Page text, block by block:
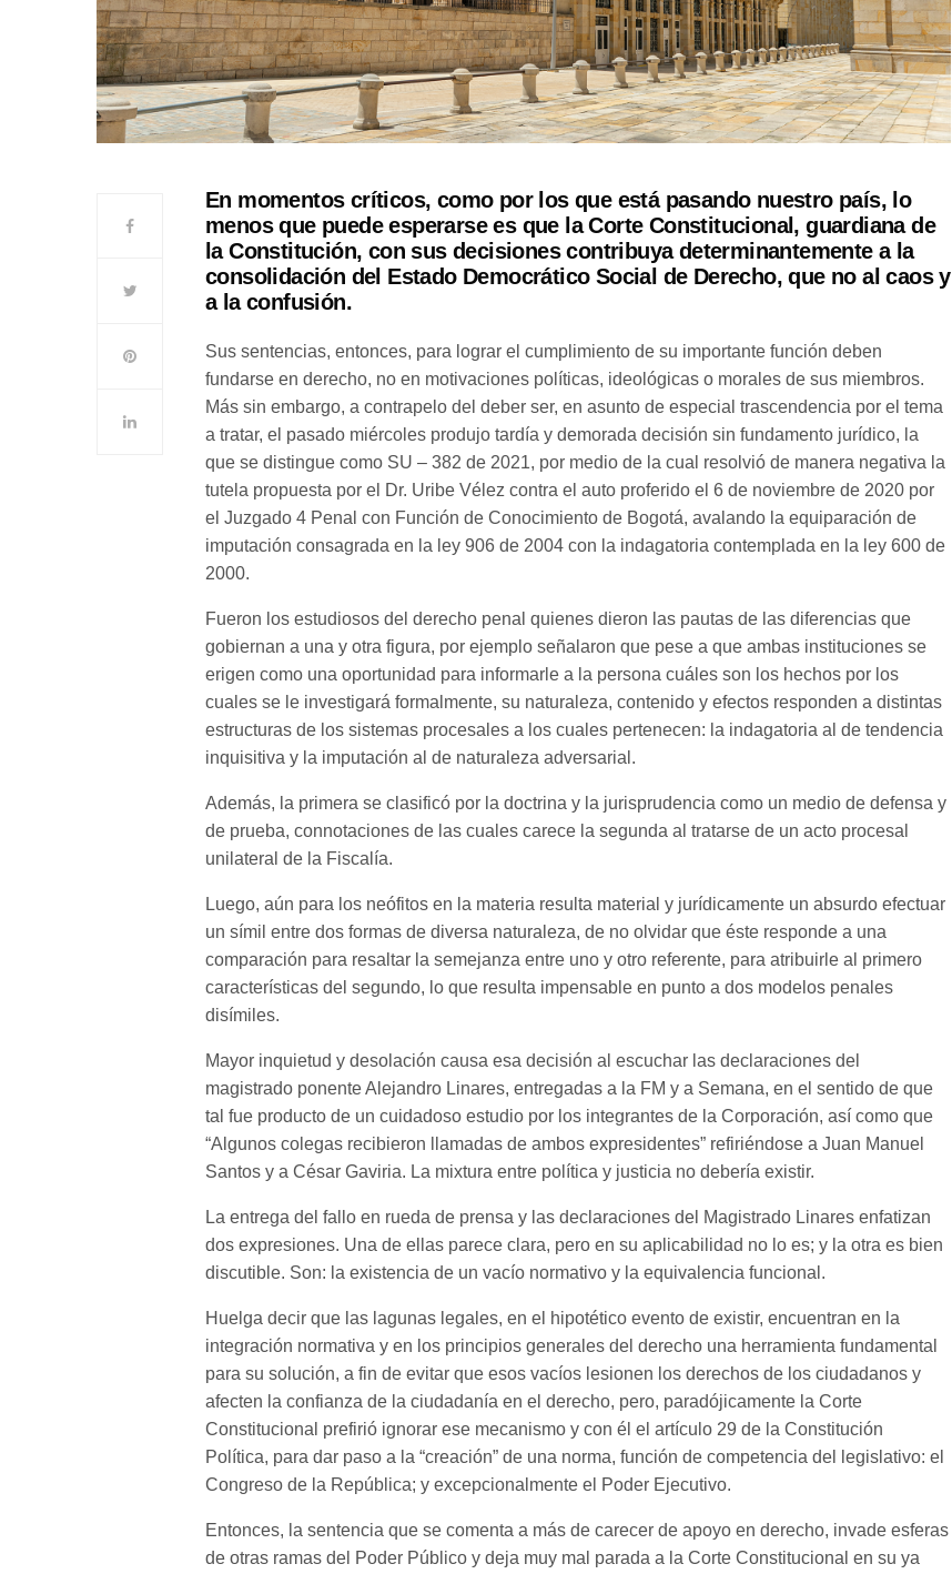
En momentos críticos, como por los que está pasando nuestro país, lo
menos que puede esperarse es que la Corte Constitucional, guardiana de
la Constitución, con sus decisiones contribuya determinantemente a la
consolidación del Estado Democrático Social de Derecho, que no al caos y
a la confusión.
Sus sentencias, entonces, para lograr el cumplimiento de su importante función deben
fundarse en derecho, no en motivaciones políticas, ideológicas o morales de sus miembros.
Más sin embargo, a contrapelo del deber ser, en asunto de especial trascendencia por el tema
a tratar, el pasado miércoles produjo tardía y demorada decisión sin fundamento jurídico, la
que se distingue como SU – 382 de 2021, por medio de la cual resolvió de manera negativa la
tutela propuesta por el Dr. Uribe Vélez contra el auto proferido el 6 de noviembre de 2020 por
el Juzgado 4 Penal con Función de Conocimiento de Bogotá, avalando la equiparación de
imputación consagrada en la ley 906 de 2004 con la indagatoria contemplada en la ley 600 de
2000.
Fueron los estudiosos del derecho penal quienes dieron las pautas de las diferencias que
gobiernan a una y otra figura, por ejemplo señalaron que pese a que ambas instituciones se
erigen como una oportunidad para informarle a la persona cuáles son los hechos por los
cuales se le investigará formalmente, su naturaleza, contenido y efectos responden a distintas
estructuras de los sistemas procesales a los cuales pertenecen: la indagatoria al de tendencia
inquisitiva y la imputación al de naturaleza adversarial.
Además, la primera se clasificó por la doctrina y la jurisprudencia como un medio de defensa y
de prueba, connotaciones de las cuales carece la segunda al tratarse de un acto procesal
unilateral de la Fiscalía.
Luego, aún para los neófitos en la materia resulta material y jurídicamente un absurdo efectuar
un símil entre dos formas de diversa naturaleza, de no olvidar que éste responde a una
comparación para resaltar la semejanza entre uno y otro referente, para atribuirle al primero
características del segundo, lo que resulta impensable en punto a dos modelos penales
disímiles.
Mayor inquietud y desolación causa esa decisión al escuchar las declaraciones del
magistrado ponente Alejandro Linares, entregadas a la FM y a Semana, en el sentido de que
tal fue producto de un cuidadoso estudio por los integrantes de la Corporación, así como que
“Algunos colegas recibieron llamadas de ambos expresidentes” refiriéndose a Juan Manuel
Santos y a César Gaviria. La mixtura entre política y justicia no debería existir.
La entrega del fallo en rueda de prensa y las declaraciones del Magistrado Linares enfatizan
dos expresiones. Una de ellas parece clara, pero en su aplicabilidad no lo es; y la otra es bien
discutible. Son: la existencia de un vacío normativo y la equivalencia funcional.
Huelga decir que las lagunas legales, en el hipotético evento de existir, encuentran en la
integración normativa y en los principios generales del derecho una herramienta fundamental
para su solución, a fin de evitar que esos vacíos lesionen los derechos de los ciudadanos y
afecten la confianza de la ciudadanía en el derecho, pero, paradójicamente la Corte
Constitucional prefirió ignorar ese mecanismo y con él el artículo 29 de la Constitución
Política, para dar paso a la “creación” de una norma, función de competencia del legislativo: el
Congreso de la República; y excepcionalmente el Poder Ejecutivo.
Entonces, la sentencia que se comenta a más de carecer de apoyo en derecho, invade esferas
de otras ramas del Poder Público y deja muy mal parada a la Corte Constitucional en su ya